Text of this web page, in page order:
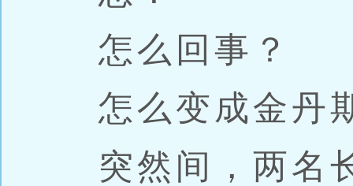
怎么回事？
怎么变成金丹
突然间，两名长